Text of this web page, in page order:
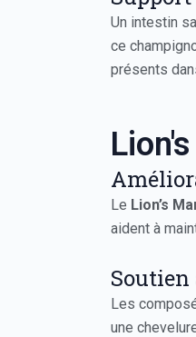
Un intestin
ce
présents
Le Lion’s
aident à
Soutien
Les
une